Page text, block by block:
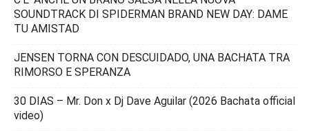
SOUNDTRACK DI SPIDERMAN BRAND NEW DAY: DAME
TU AMISTAD
JENSEN TORNA CON DESCUIDADO, UNA BACHATA TRA
RIMORSO E SPERANZA
30 DIAS – Mr. Don x Dj Dave Aguilar (2026 Bachata official
video)